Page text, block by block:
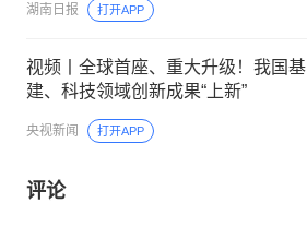
湖南日报 打开APP
视频丨全球首座、重大升级！我国基
建、科技领域创新成果“上新”
央视新闻 打开APP
评论